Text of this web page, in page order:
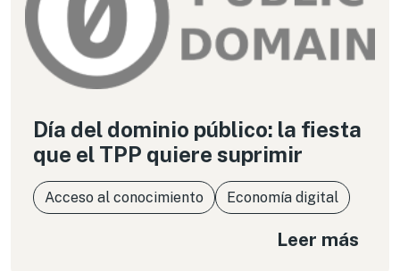
Día del dominio público: la fiesta
que el TPP quiere suprimir
Acceso al conocimiento Economía digital
Leer más